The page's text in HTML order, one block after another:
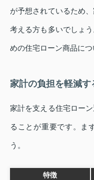
が予想されているため
考える方も多いでしょ
めの住宅ローン商品につ
家計の負担を軽減
家計を支える住宅ロー
ることが重要です。ま
う。
特徴